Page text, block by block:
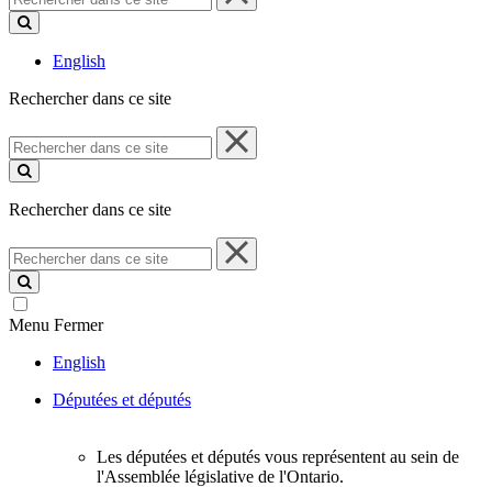
dans
ce
English
Rechercher dans ce site
Rechercher
dans
ce
Rechercher dans ce site
Rechercher
dans
ce
site
Menu Fermer
English
Députées et députés
Les députées et députés vous représentent au sein de
l'Assemblée législative de l'Ontario.